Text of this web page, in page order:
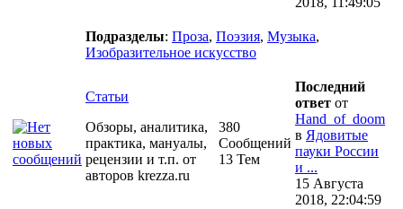
Подразделы: Проза, Поэзия, Музыка,
Изобразительное искусство
Статьи
Обзоры, аналитика,
практика, мануалы,
рецензии и т.п. от
авторов krezza.ru
380
Сообщений
13 Тем
Последний
ответ от
Hand_of_doom
в Ядовитые
пауки России
и ...
15 Августа
2018, 22:04:59